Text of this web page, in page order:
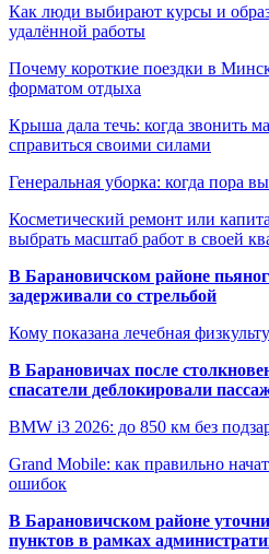
Как люди выбирают курсы и
удалённой работы
Почему короткие поездки в
форматом отдыха
Крыша дала течь: когда звонить
справиться своими силами
Генеральная уборка: когда пора
Косметический ремонт или
выбрать масштаб работ в своей
В Барановичском районе
задерживали со стрельбой
Кому показана лечебная
В Барановичах после
спасатели деблокировали
BMW i3 2026: до 850 км без
Grand Mobile: как правильно
ошибок
В Барановичском районе
пунктов в рамках